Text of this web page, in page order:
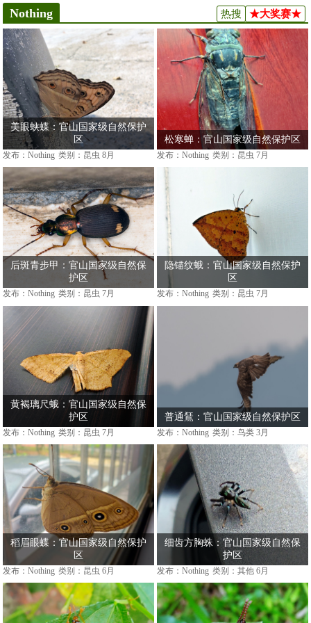
Nothing 热搜 ★大奖赛★
美眼蛱蝶：官山国家级自然保护
区
发布：Nothing 类别：昆虫8月
松寒蝉：官山国家级自然保护区
发布：Nothing 类别：昆虫7月
后斑青步甲：官山国家级自然保
护区
发布：Nothing 类别：昆虫7月
隐锚纹蛾：官山国家级自然保护
区
发布：Nothing 类别：昆虫7月
黄褐璃尺蛾：官山国家级自然保
护区
发布：Nothing 类别：昆虫7月
普通鵟：官山国家级自然保护区
发布：Nothing 类别：鸟类3月
稻眉眼蝶：官山国家级自然保护
区
发布：Nothing 类别：昆虫6月
细齿方胸蛛：官山国家级自然保
护区
发布：Nothing 类别：其他6月